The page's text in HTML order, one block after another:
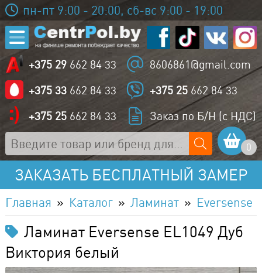
пн-пт 9:00 - 20:00, сб-вс 9:00 - 19:00
+375 29 662 84 33
8606861@gmail.com
+375 33 662 84 33 +375 25 662 84 33
+375 25 662 84 33 Заказ по Б/Н (с НДС)
0
ЗАКАЗАТЬ БЕСПЛАТНЫЙ ЗАМЕР
Главная Каталог Ламинат Eversense
Ламинат Eversense EL1049 Дуб
Виктория белый